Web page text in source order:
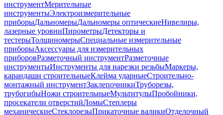
инструментМерительные
инструментыЭлектроизмерительные
приборыДальномерыДальномеры оптическиеНивелиры,
лазерные уровниПирометрыДетекторы и
тестерыТолщиномерыСпециальные измерительные
приборыАксессуары для измерительных
приборовРазметочный инструментРазметочные
инструментыИнструменты для нарезки резьбыМаркеры,
карандаши строительныеКлейма ударныеСтроительно-
монтажный инструментЗаклепочникиТруборезы,
трубогибыНожи строительныеМультитулыПробойники,
просекатели отверстийЛомыСтеплеры
механическиеСтеклорезыПрикаточные валикиОтделочный